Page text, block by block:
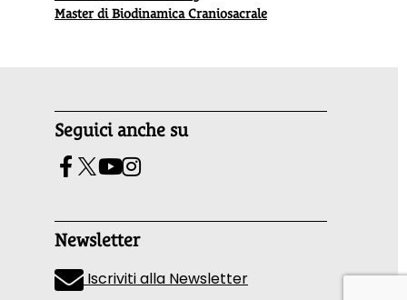
Master di Biodinamica Craniosacrale
Seguici anche su
Newsletter
Iscriviti alla Newsletter